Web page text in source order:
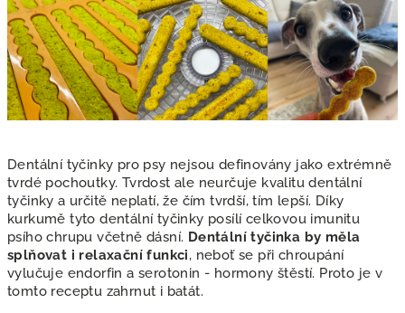
Dentální tyčinky pro psy nejsou definovány jako extrémně
tvrdé pochoutky. Tvrdost ale neurčuje kvalitu dentální
tyčinky a určitě neplatí, že čím tvrdší, tím lepší. Díky
kurkumě tyto dentální tyčinky posílí celkovou imunitu
psího chrupu včetně dásní. Dentální tyčinka by měla
splňovat i relaxační funkci, neboť se při chroupání
vylučuje endorfin a serotonin - hormony štěstí. Proto je v
tomto receptu zahrnut i batát.